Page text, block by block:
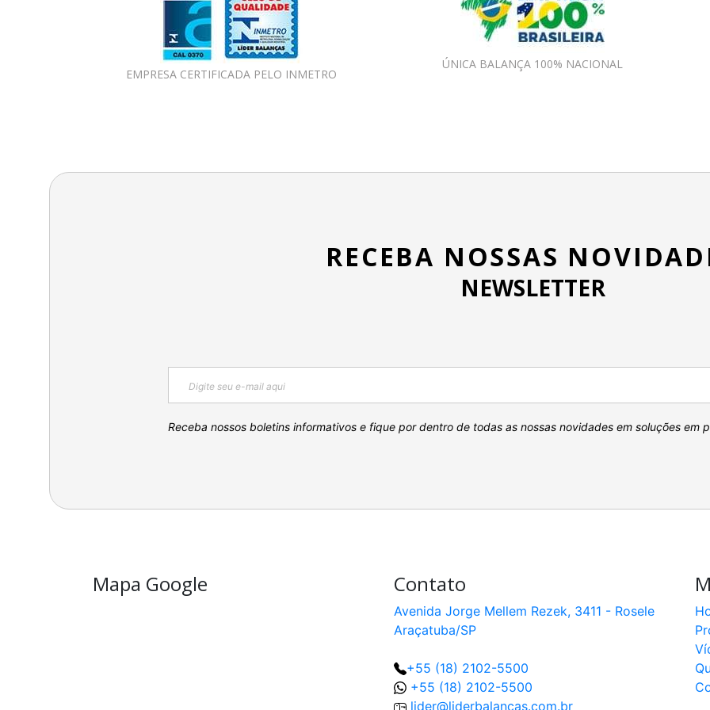
EMPRESA CERTIFICADA PELO INMETRO
ÚNICA BALANÇA 100% NACIONAL
RECEBA NOSSAS
NEWSLETTER
Receba nossos boletins informativos e fique por dentro de todas as nossas novidades em soluções em
Mapa Google Contato
Avenida Jorge Mellem Rezek, 3411 - Rosele
Araçatuba/SP
+55 (18) 2102-5500
+55 (18) 2102-5500
lider@liderbalancas.com.br